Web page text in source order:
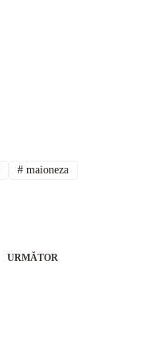
# maioneza
URMĂTOR